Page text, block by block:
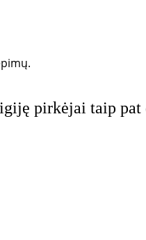
pirkėjai taip pat